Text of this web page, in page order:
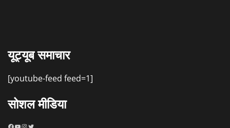
यूट्यूब समाचार
[youtube-feed feed=1]
सोशल मीडिया
Facebook
YouTube
Instagram
Twitter